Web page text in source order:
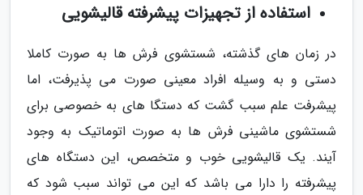
استفاده از تجهیزات پیشرفته قالیشویی
در زمان های گذشته، شستشوی فرش ها به صورت کاملا
دستی و به وسیله افراد معینی صورت می پذیرفت، اما
پیشرفت علم سبب گشت که دستگا های به خصوصی برای
شستشوی ماشینی فرش ها به صورت اتوماتیک به وجود
آیند. یک قالیشویی خوب و متخصص، این دستگاه های
پیشرفته را دارا می باشد که این می تواند سبب شود که